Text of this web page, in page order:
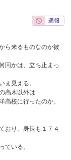
ら来るものなのか彼
回かは、立ち止まっ
ま見える。
高木以外は
高校に行ったのか。
おり、身長も１７４
ている。